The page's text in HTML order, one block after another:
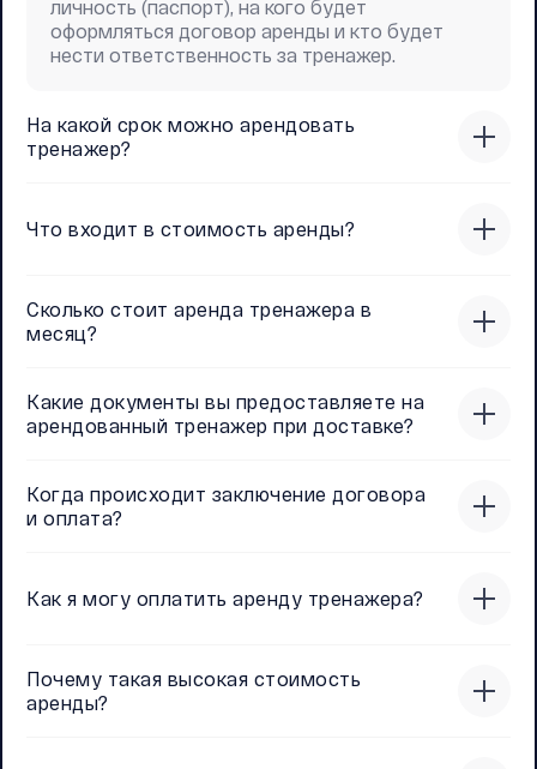
На какой срок можно арендовать
тренажер?
Что входит в стоимость аренды?
Сколько стоит аренда тренажера в
месяц?
Какие документы вы предоставляете на
арендованный тренажер при доставке?
Когда происходит заключение договора
и оплата?
Как я могу оплатить аренду тренажера?
Почему такая высокая стоимость
аренды?
личность (паспорт), на кого будет
оформляться договор аренды и кто будет
нести ответственность за тренажер.